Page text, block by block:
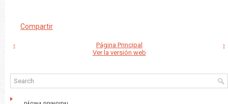
Compartir
‹ ›
Página Principal
Ver la versión web